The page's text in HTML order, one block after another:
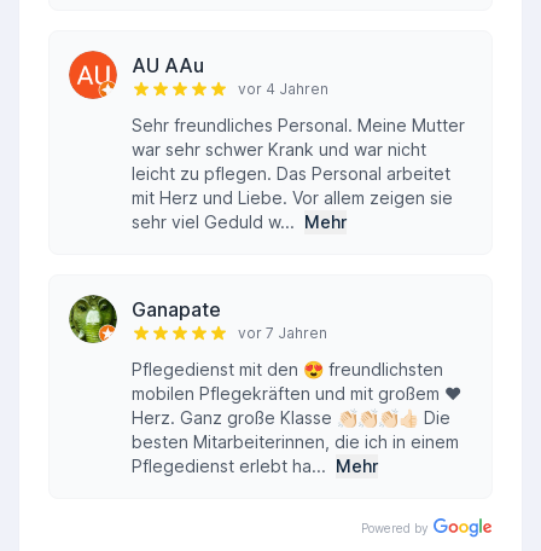
AU AAu
vor 4 Jahren
Sehr freundliches Personal. Meine Mutter
war sehr schwer Krank und war nicht
leicht zu pflegen. Das Personal arbeitet
mit Herz und Liebe. Vor allem zeigen sie
sehr viel Geduld w... Mehr
Ganapate
vor 7 Jahren
Pflegedienst mit den 😍 freundlichsten
mobilen Pflegekräften und mit großem ❤
Herz. Ganz große Klasse 👏🏻👏🏻👏🏻👍🏻 Die
besten Mitarbeiterinnen, die ich in einem
Pflegedienst erlebt ha... Mehr
Powered by